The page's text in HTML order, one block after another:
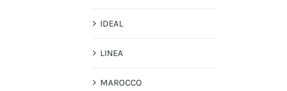
IDEAL
LINEA
MAROCCO